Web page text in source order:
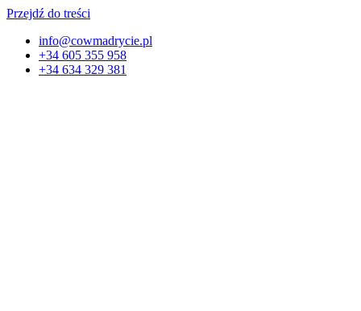
Przejdź do treści
info@cowmadrycie.pl
+34 605 355 958
+34 634 329 381​